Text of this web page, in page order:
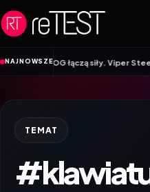
Przejdź do treści
NAJNOWSZE
Steel 5 Infinite RGB DDR5 ROG
TEMAT